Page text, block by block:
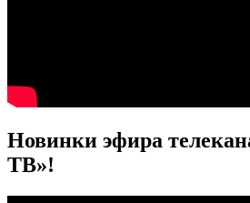
Новинки эфира
ТВ»!